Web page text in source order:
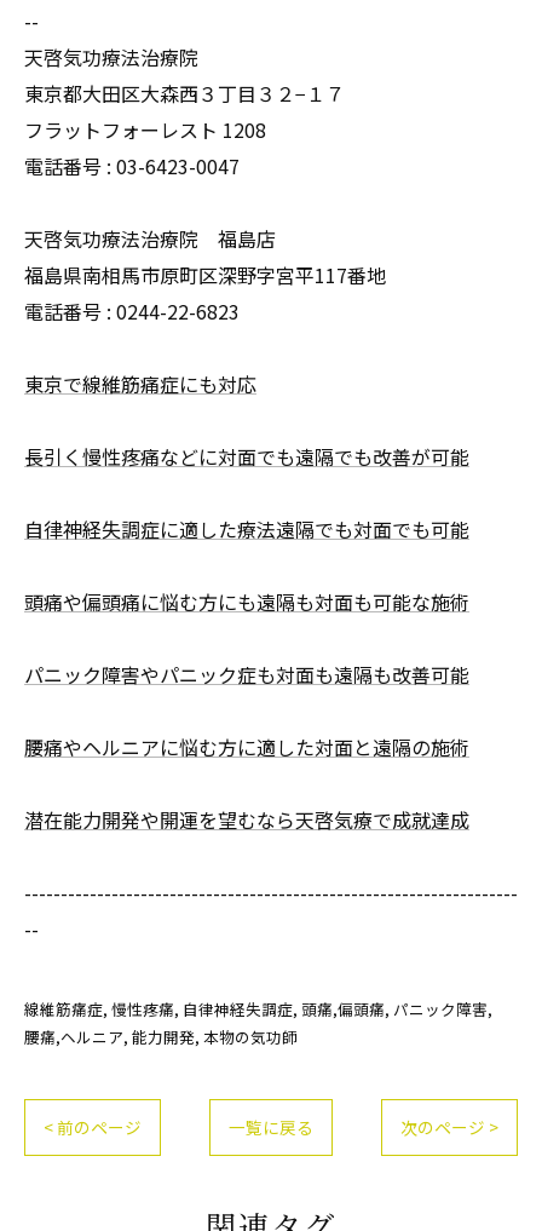
--
天啓気功療法治療院
東京都大田区大森西３丁目３２−１７
フラットフォーレスト 1208
電話番号 : 03-6423-0047
天啓気功療法治療院 福島店
福島県南相馬市原町区深野字宮平117番地
電話番号 : 0244-22-6823
東京で線維筋痛症にも対応
長引く慢性疼痛などに対面でも遠隔でも改善が可能
自律神経失調症に適した療法遠隔でも対面でも可能
頭痛や偏頭痛に悩む方にも遠隔も対面も可能な施術
パニック障害やパニック症も対面も遠隔も改善可能
腰痛やヘルニアに悩む方に適した対面と遠隔の施術
潜在能力開発や開運を望むなら天啓気療で成就達成
--------------------------------------------------------------------
--
線維筋痛症 慢性疼痛 自律神経失調症 頭痛,偏頭痛 パニック障害
腰痛,ヘルニア 能力開発 本物の気功師
< 前のページ 一覧に戻る 次のページ >